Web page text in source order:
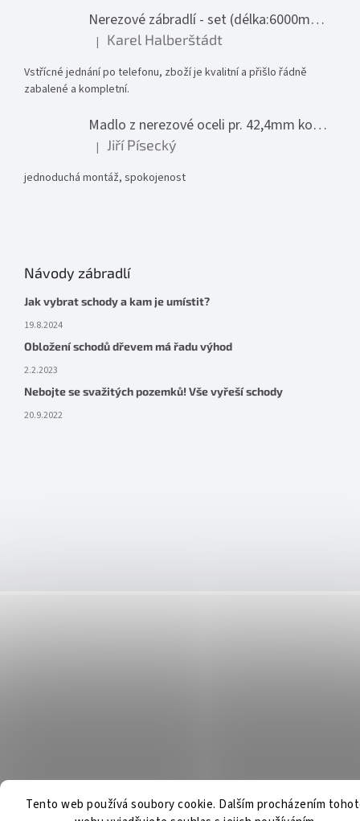
Tento web používá soubory cookie. Dalším procházením
Nerezové zábradlí - set (délka:6000mm x výška:1000mm)
Hodnocení produktu je 5 z 5 hvězdiček.
| Karel Halberštádt
Vstřícné jednání po telefonu, zboží je kvalitní a přišlo řádně
zabalené a kompletní.
Madlo z nerezové oceli pr. 42,4mm komplet - model 0116 - 3000mm
Hodnocení produktu je 5 z 5 hvězdiček.
| Jiří Písecký
jednoduchá montáž, spokojenost
Návody zábradlí
Jak vybrat schody a kam je umístit?
19.8.2024
Obložení schodů dřevem má řadu výhod
2.2.2023
Nebojte se svažitých pozemků! Vše vyřeší schody
20.9.2022